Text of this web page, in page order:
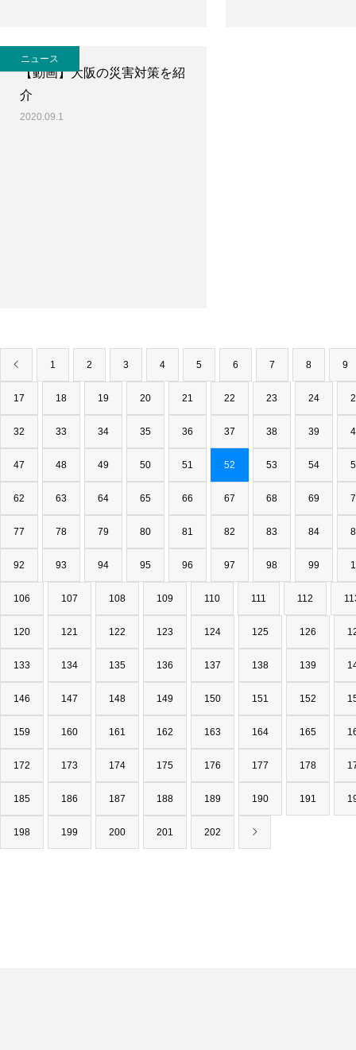
ニュース
【動画】大阪の災害対策を紹
介
2020.09.1
1 2 3 4 5 6 7 8 9
17 18 19 20 21 22 23 24
32 33 34 35 36 37 38 39
47 48 49 50 51 52 53 54
62 63 64 65 66 67 68 69
77 78 79 80 81 82 83 84
92 93 94 95 96 97 98 99
106 107 108 109 110 111 112
120 121 122 123 124 125 126
133 134 135 136 137 138 139
146 147 148 149 150 151 152
159 160 161 162 163 164 165
172 173 174 175 176 177 178
185 186 187 188 189 190 191
198 199 200 201 202